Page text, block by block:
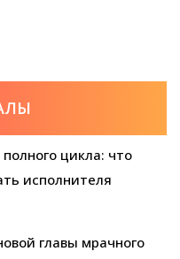
цикла: что
исполнителя
главы мрачного